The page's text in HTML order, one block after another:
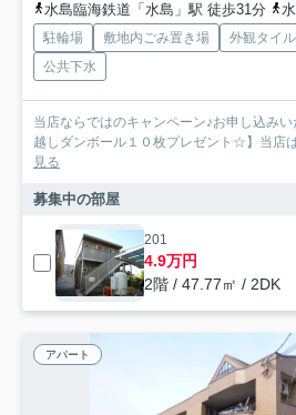
水島臨海鉄道「水島」駅 徒歩31分
水
駐輪場 敷地内ごみ置き場 外観タイ
公共下水
当店ならではのキャンペーン♪お申し込みい
越しダンボール１０枚プレゼント☆】当店
見る
募集中の部屋
201
4.9万円
2階 / 47.77㎡ / 2DK
アパート